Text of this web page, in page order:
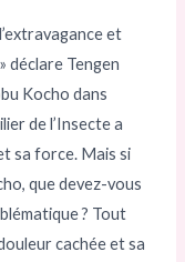
et
déclare Tengen
Kocho dans
de l’Insecte a
sa force. Mais si
que devez-vous
? Tout
cachée et sa